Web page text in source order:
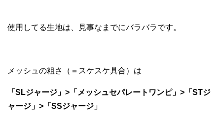
使用してる生地は、見事なまでにバラバラです。
メッシュの粗さ（＝スケスケ具合）は
「SLジャージ」>「メッシュセパレートワンピ」>「STジ
ャージ」>「SSジャージ」